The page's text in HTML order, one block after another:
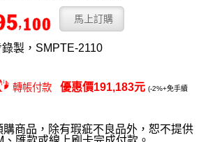
製，SMPTE-2110
轉帳付款 優惠價191,183元 (-2%+免手續
商品，除有瑕疵不良品外，恕不提供